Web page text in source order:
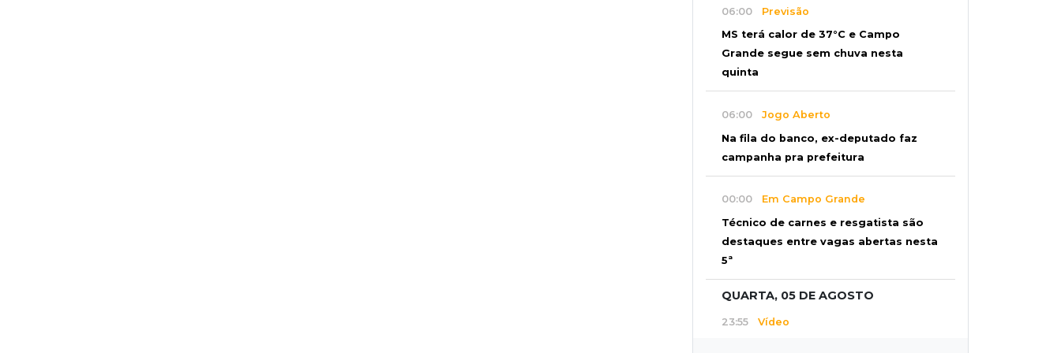
06:00 Previsão
MS terá calor de 37°C e Campo
Grande segue sem chuva nesta
quinta
06:00 Jogo Aberto
Na fila do banco, ex-deputado faz
campanha pra prefeitura
00:00 Em Campo Grande
Técnico de carnes e resgatista são
destaques entre vagas abertas nesta
5ª
QUARTA, 05 DE AGOSTO
23:55 Vídeo